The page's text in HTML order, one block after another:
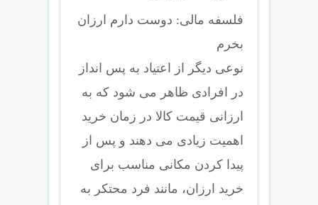
فلسفه مالی: دوست دارم ارزان
بخرم
نوعی دیگر از اعتیاد به پس انداز
در افرادی ظاهر می شود که به
ارزانی قیمت کالا در زمان خرید
اهمیت زیادی می دهند و پس از
پیدا کردن مکانی مناسب برای
خرید ارزان، مانند فرد محتکر به